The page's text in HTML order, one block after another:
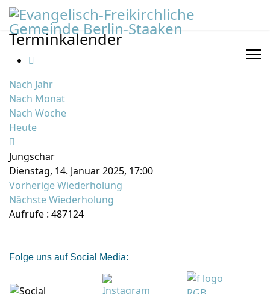
Terminkalender
Nach Jahr
Nach Monat
Nach Woche
Heute
Jungschar
Dienstag, 14. Januar 2025, 17:00
Vorherige Wiederholung
Nächste Wiederholung
Aufrufe : 487124
Folge uns auf Social Media: